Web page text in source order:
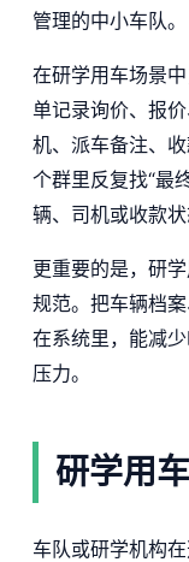
管理的中小车队。
在研学用车场景
单记录询价、报
机、派车备注、
个群里反复找“最
辆、司机或收款状
更重要的是，研
规范。把车辆档
在系统里，能减
压力。
研学用
车队或研学机构